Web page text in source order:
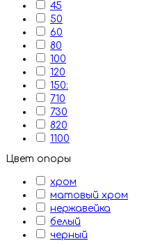
45
50
60
80
100
120
150:
710
730
820
1100
Цвет опоры
хром
матовый хром
нержавейка
белый
черный